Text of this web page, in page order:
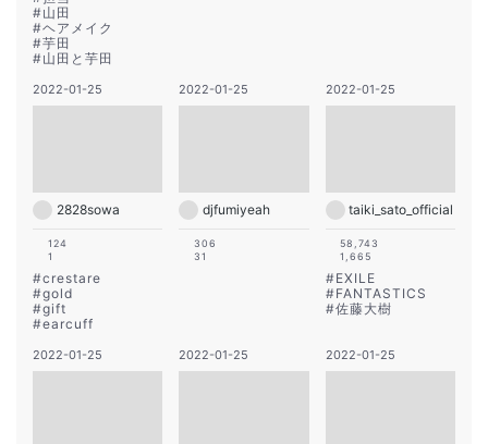
#山田
#ヘアメイク
#芋田
#山田と芋田
2022-01-25
2828sowa
124
1
#crestare
#gold
#gift
#earcuff
2022-01-25
djfumiyeah
306
31
2022-01-25
taiki_sato_official
58,743
1,665
#EXILE
#FANTASTICS
#佐藤大樹
2022-01-25 2022-01-25 2022-01-25